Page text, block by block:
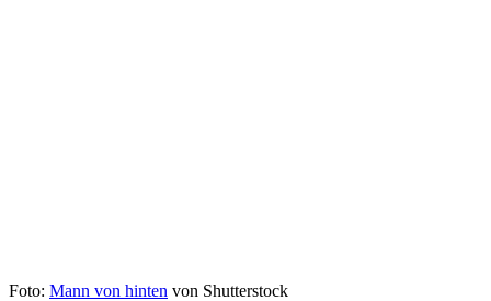
Foto: Mann von hinten von Shutterstock